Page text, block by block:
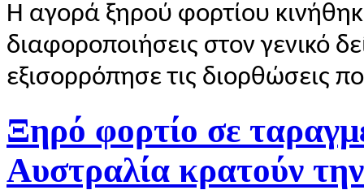
Η αγορά ξηρού φορτίου
διαφοροποιήσεις στον γενικό
εξισορρόπησε τις διορθώσεις
Ξηρό φορτίο σε
Αυστραλία κρατούν